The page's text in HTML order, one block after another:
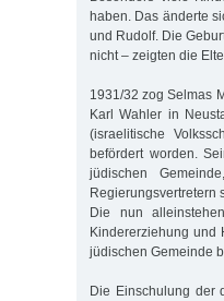
haben. Das änderte
und Rudolf. Die
nicht – zeigten die
1931/32 zog Selmas
Karl Wahler in
(israelitische
befördert worden.
jüdischen
Regierungsvertretern
Die nun
Kindererziehung und
jüdischen Gemeinde
Die Einschulung der